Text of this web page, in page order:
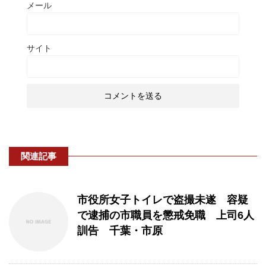
メール
サイト
関連記事
市役所女子トイレで盗撮未遂 容疑
で逮捕の市職員を懲戒免職 上司6人
訓告 千葉・市原